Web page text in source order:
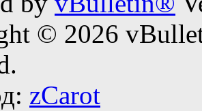
© 2026
zCarot